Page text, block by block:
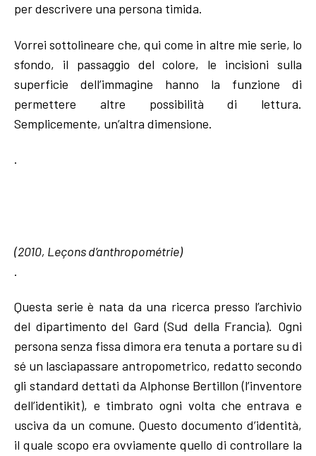
per descrivere una persona timida.
Vorrei sottolineare che, qui come in altre mie serie, lo
sfondo, il passaggio del colore, le incisioni sulla
superficie dell’immagine hanno la funzione di
permettere altre possibilità di lettura.
Semplicemente, un’altra dimensione.
.
(2010, Leçons d’anthropométrie)
.
Questa serie è nata da una ricerca presso l’archivio
del dipartimento del Gard (Sud della Francia). Ogni
persona senza fissa dimora era tenuta a portare su di
sé un lasciapassare antropometrico, redatto secondo
gli standard dettati da Alphonse Bertillon (l’inventore
dell’identikit), e timbrato ogni volta che entrava e
usciva da un comune. Questo documento d’identità,
il quale scopo era ovviamente quello di controllare la